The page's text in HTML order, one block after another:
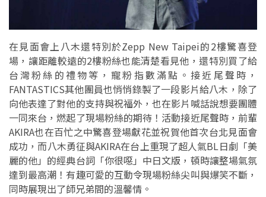
在見面會上八木還特別於Zepp New Taipei的2樓驚喜登
場，讓距離較遠的2樓粉絲也能清楚看見他，還特別買了給
台灣粉絲的禮物等，寵粉指數滿點。接近尾聲時，
FANTASTICS其他團員也悄悄錄製了一段影片給八木，除了
向他表達了對他的支持與祝福外，也在影片喊話說想要團體
一同來台，燃起了現場粉絲的期待！活動接近尾聲時，前輩
AKIRA也在百忙之中驚喜登場獻花並祝賀他首次台北見面會
成功，而八木勇征與AKIRA在台上重現了超人氣BL日劇「美
麗的他」的經典台詞「你很噁」中日文版，頓時讓整場氣氛
達到最高潮！有趣可愛的互動令現場粉絲尖叫與爆笑不斷，
同時展現出了師兄弟間的溫馨情。